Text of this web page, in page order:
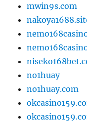
mwin9s.com
no1huay
no1huay.com